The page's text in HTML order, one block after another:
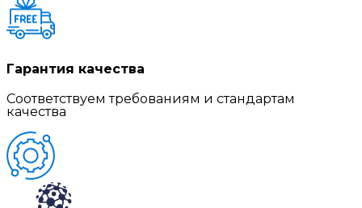
Гарантия качества
Соответствуем требованиям и стандартам
качества